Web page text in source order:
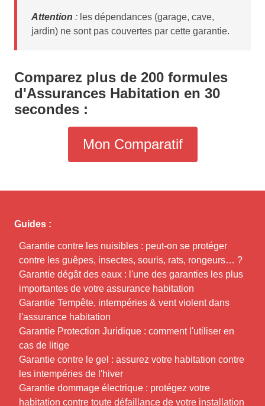
Attention : les dépendances (garage, cave,
jardin) ne sont pas couvertes par cette garantie.
Comparez plus de 200 formules
d'Assurances Habitation en 30
secondes :
Mon Comparatif
Guides :
Garantie contre les nuisibles : peut-on se protéger
contre les guêpes, insectes, souris, rats, rongeurs… ?
Garantie dégât des eaux : l'une des garanties les plus
importantes de votre assurance habitation
Garantie Tempête, intempéries & vent violent dans
l'assurance habitation
Garantie Protection Juridique : comment l'utiliser en
cas de litige
Garantie contre le gel : assurez votre habitation contre
les intempéries de l'hiver
Garantie dommage électrique : protégez votre
habitation contre toute défaillance de votre installation